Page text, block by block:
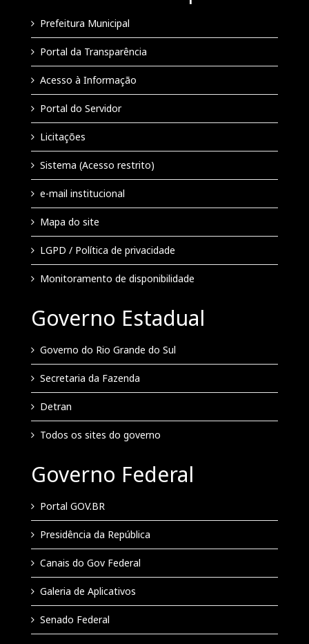
Prefeitura Municipal
Portal da Transparência
Acesso à Informação
Portal do Servidor
Licitações
Sistema (Acesso restrito)
e-mail institucional
Mapa do site
LGPD / Política de privacidade
Monitoramento de disponibilidade
Governo Estadual
Governo do Rio Grande do Sul
Secretaria da Fazenda
Detran
Todos os sites do governo
Governo Federal
Portal GOV.BR
Presidência da República
Canais do Gov Federal
Galeria de Aplicativos
Senado Federal